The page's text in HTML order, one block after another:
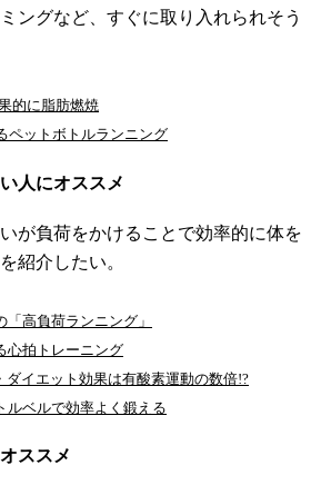
ングなど、すぐに取り入れられそう
的に脂肪燃焼
ットボトルランニング
人にオススメ
が負荷をかけることで効率的に体を
紹介したい。
高負荷ランニング」
心拍トレーニング
イエット効果は有酸素運動の数倍!?
ベルで効率よく鍛える
ススメ